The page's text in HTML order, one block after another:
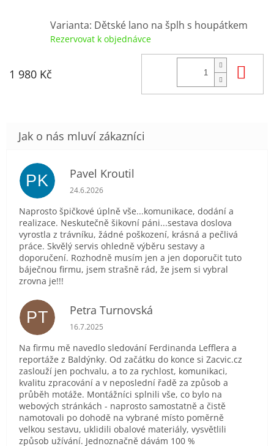
Varianta: Dětské lano na šplh s houpátkem
Rezervovat k objednávce
1 980 Kč
PK Pavel Kroutil
Hodnocení obchodu je 5 z 5 hvězdiček.
24.6.2026
Naprosto špičkové úplně vše...komunikace, dodání a
realizace. Neskutečně šikovní páni...sestava doslova
vyrostla z trávníku, žádné poškození, krásná a pečlivá
práce. Skvělý servis ohledně výběru sestavy a
doporučení. Rozhodně musím jen a jen doporučit tuto
báječnou firmu, jsem strašně rád, že jsem si vybral
zrovna je!!!
PT Petra Turnovská
Hodnocení obchodu je 5 z 5 hvězdiček.
16.7.2025
Na firmu mě navedlo sledování Ferdinanda Lefflera a
reportáže z Baldýnky. Od začátku do konce si Zacvic.cz
zaslouží jen pochvalu, a to za rychlost, komunikaci,
kvalitu zpracování a v neposlední řadě za způsob a
průběh motáže. Montážníci splnili vše, co bylo na
webových stránkách - naprosto samostatně a čistě
namotovali po dohodě na vybrané místo poměrně
velkou sestavu, uklidili obalové materiály, vysvětlili
způsob užívání. Jednoznačně dávám 100 %